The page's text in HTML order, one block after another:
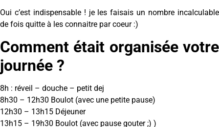
Oui c’est indispensable ! je les faisais un nombre incalculable
de fois quitte à les connaitre par coeur :)
Comment était organisée votre
journée ?
8h : réveil – douche – petit dej
8h30 – 12h30 Boulot (avec une petite pause)
12h30 – 13h15 Déjeuner
13h15 – 19h30 Boulot (avec pause gouter ;) )